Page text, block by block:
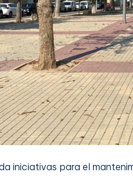
iniciativas para el